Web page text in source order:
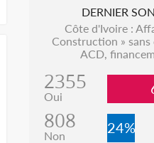
DERNIER
Côte d'Ivoire :
Construction »
ACD,
2355
Oui
808
Non 24%